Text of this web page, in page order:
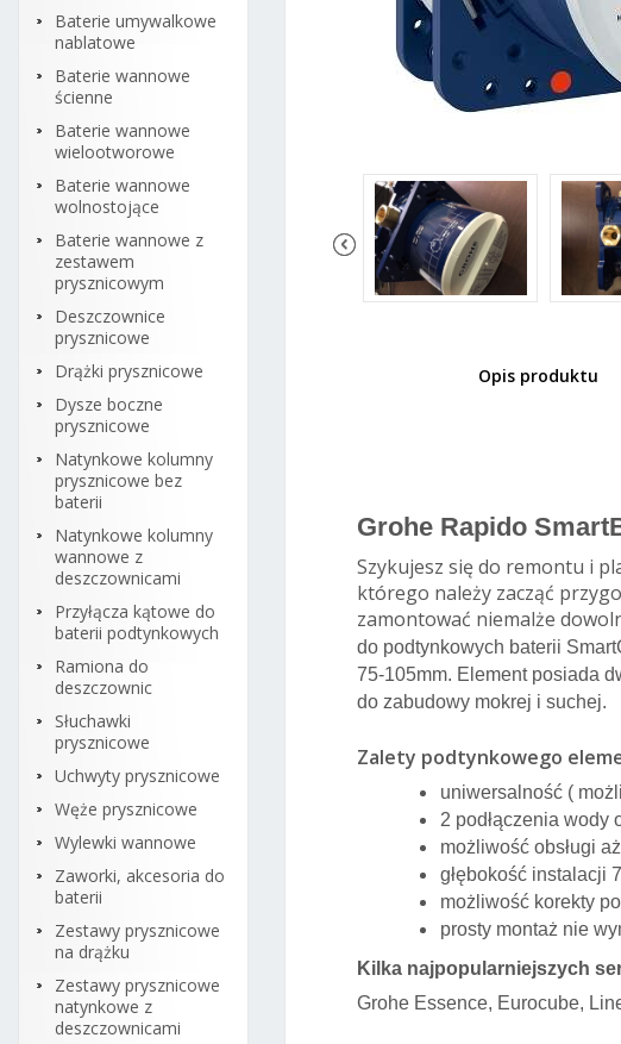
Baterie umywalkowe
nablatowe
Baterie wannowe
ścienne
Baterie wannowe
wielootworowe
Baterie wannowe
wolnostojące
Baterie wannowe z
zestawem
prysznicowym
Deszczownice
prysznicowe
Drążki prysznicowe
Dysze boczne
prysznicowe
Natynkowe kolumny
prysznicowe bez
baterii
Natynkowe kolumny
wannowe z
deszczownicami
Przyłącza kątowe do
baterii podtynkowych
Ramiona do
deszczownic
Słuchawki
prysznicowe
Uchwyty prysznicowe
Węże prysznicowe
Wylewki wannowe
Zaworki, akcesoria do
baterii
Zestawy prysznicowe
na drążku
Zestawy prysznicowe
natynkowe z
deszczownicami
Grohe
Opis produktu
Grohe Rapido
Szykujesz się do remontu i
którego należy zacząć
zamontować niemalże
do podtynkowych baterii
75-105mm. Element posiada
do zabudowy mokrej i suchej.
Zalety podtynkowego
uniwersalność (
2 podłączenia wody
możliwość obsługi
głębokość instalacji
możliwość korekty
prosty montaż nie
Kilka najpopularniejszych
Grohe Essence, Eurocube,